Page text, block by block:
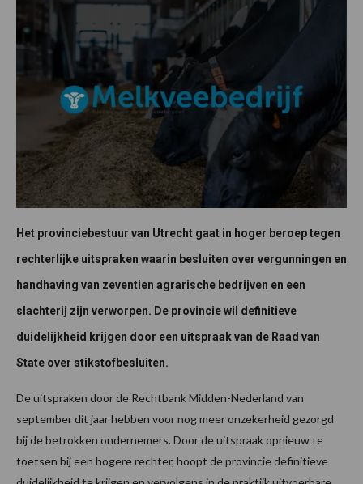
Het provinciebestuur van Utrecht gaat in hoger beroep tegen
rechterlijke uitspraken waarin besluiten over vergunningen en
handhaving van zeventien agrarische bedrijven en een
slachterij zijn verworpen. De provincie wil definitieve
duidelijkheid krijgen door een uitspraak van de Raad van
State over stikstofbesluiten.
De uitspraken door de Rechtbank Midden-Nederland van
september dit jaar hebben voor nog meer onzekerheid gezorgd
bij de betrokken ondernemers. Door de uitspraak opnieuw te
toetsen bij een hogere rechter, hoopt de provincie definitieve